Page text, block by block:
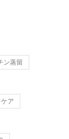
ン蒸留
ア